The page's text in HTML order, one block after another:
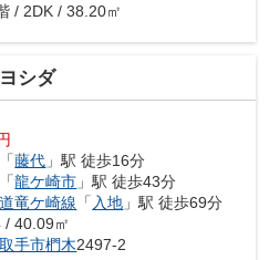
/ 2DK / 38.20㎡
シダ
「藤代 」駅 徒歩16分
「龍ケ崎市 」駅 徒歩43分
竜ケ崎線 「 入地 」駅 徒歩69分
/ 40.09㎡
取手市椚木2497-2